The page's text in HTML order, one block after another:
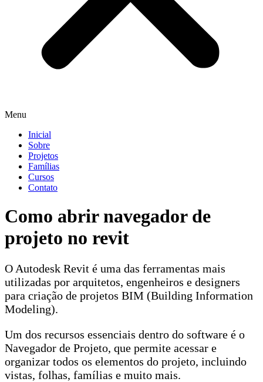
Menu
Inicial
Sobre
Projetos
Famílias
Cursos
Contato
Como abrir navegador de
projeto no revit
O Autodesk Revit é uma das ferramentas mais
utilizadas por arquitetos, engenheiros e designers
para criação de projetos BIM (Building Information
Modeling).
Um dos recursos essenciais dentro do software é o
Navegador de Projeto, que permite acessar e
organizar todos os elementos do projeto, incluindo
vistas, folhas, famílias e muito mais.